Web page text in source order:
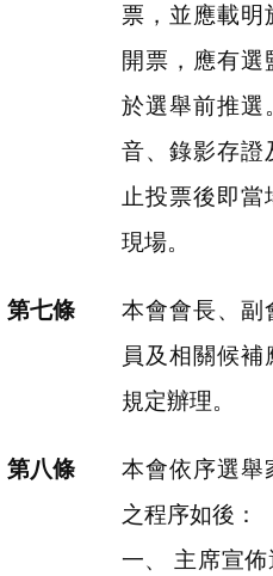
票，並應載明
開票，應有
於選舉前推選
音、錄影存證
止投票後即當
現場。
本會會長、副
員及相關候
規定辦理。
本會依序選舉
之程序如後：
主席宣